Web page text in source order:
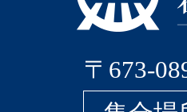
〒673-